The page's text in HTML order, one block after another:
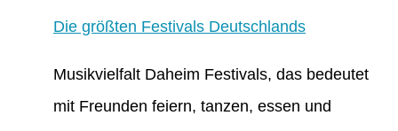
Die größten Festivals Deutschlands
Musikvielfalt Daheim Festivals, das bedeutet
mit Freunden feiern, tanzen, essen und